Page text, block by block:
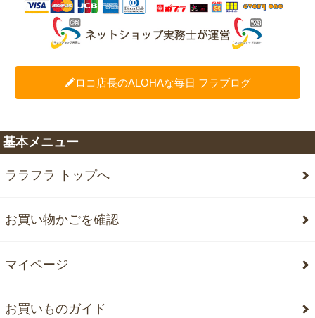
ロコ店長のALOHAな毎日 フラブログ
基本メニュー
ララフラ トップへ
お買い物かごを確認
マイページ
お買いものガイド